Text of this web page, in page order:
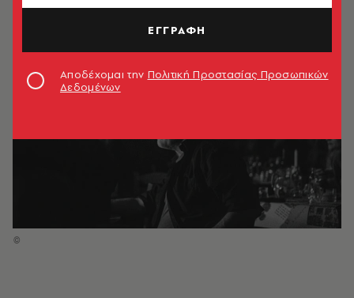
©
ΕΓΓΡΑΦΗ
Αποδέχομαι την Πολιτική Προστασίας Προσωπικών
Δεδομένων